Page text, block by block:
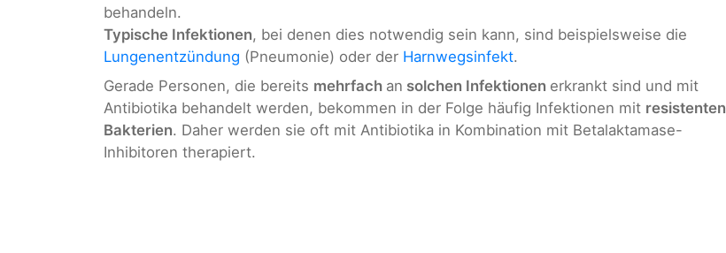
behandeln.
Typische Infektionen, bei denen dies notwendig sein kann, sind beispielsweise die
Lungenentzündung (Pneumonie) oder der Harnwegsinfekt.
Gerade Personen, die bereits mehrfach an solchen Infektionen erkrankt sind und mit
Antibiotika behandelt werden, bekommen in der Folge häufig Infektionen mit resistenten
Bakterien. Daher werden sie oft mit Antibiotika in Kombination mit Betalaktamase-
Inhibitoren therapiert.